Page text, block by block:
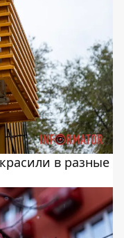
в разные